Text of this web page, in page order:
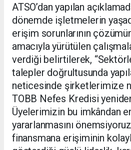
ATSO’dan yapılan
dönemde işletmelerin
erişim sorunlarının
amacıyla yürütülen
verdiği belirtilerek,
talepler doğrultusunda
neticesinde şirketlerimize
TOBB Nefes Kredisi
Üyelerimizin bu imkândan
yararlanmasını
finansmana erişiminin